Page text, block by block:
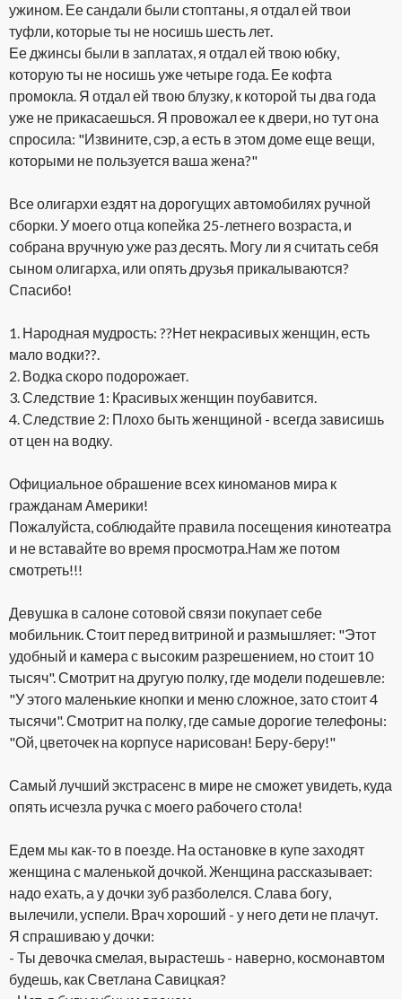
ужином. Ее сандали были стоптаны, я отдал ей твои
туфли, которые ты не носишь шесть лет.
Ее джинсы были в заплатах, я отдал ей твою юбку,
которую ты не носишь уже четыре года. Ее кофта
промокла. Я отдал ей твою блузку, к которой ты два года
уже не прикасаешься. Я провожал ее к двери, но тут она
спросила: "Извините, сэр, а есть в этом доме еще вещи,
которыми не пользуется ваша жена?"
Все олигархи ездят на дорогущих автомобилях ручной
сборки. У моего отца копейка 25-летнего возраста, и
собрана вручную уже раз десять. Могу ли я считать себя
сыном олигарха, или опять друзья прикалываются?
Спасибо!
1. Народная мудрость: ??Нет некрасивых женщин, есть
мало водки??.
2. Водка скоро подорожает.
3. Следствие 1: Красивых женщин поубавится.
4. Следствие 2: Плохо быть женщиной - всегда зависишь
от цен на водку.
Официальное обрашение всех киноманов мира к
гражданам Америки!
Пожалуйста, соблюдайте правила посещения кинотеатра
и не вставайте во время просмотра.Нам же потом
смотреть!!!
Девушка в салоне сотовой связи покупает себе
мобильник. Стоит перед витриной и размышляет: "Этот
удобный и камера с высоким разрешением, но стоит 10
тысяч". Смотрит на другую полку, где модели подешевле:
"У этого маленькие кнопки и меню сложное, зато стоит 4
тысячи". Смотрит на полку, где самые дорогие телефоны:
"Ой, цветочек на корпусе нарисован! Беру-беру!"
Самый лучший экстрасенс в мире не сможет увидеть, куда
опять исчезла ручка с моего рабочего стола!
Едем мы как-то в поезде. На остановке в купе заходят
женщина с маленькой дочкой. Женщина рассказывает:
надо ехать, а у дочки зуб разболелся. Слава богу,
вылечили, успели. Врач хороший - у него дети не плачут.
Я спрашиваю у дочки:
- Ты девочка смелая, вырастешь - наверно, космонавтом
будешь, как Светлана Савицкая?